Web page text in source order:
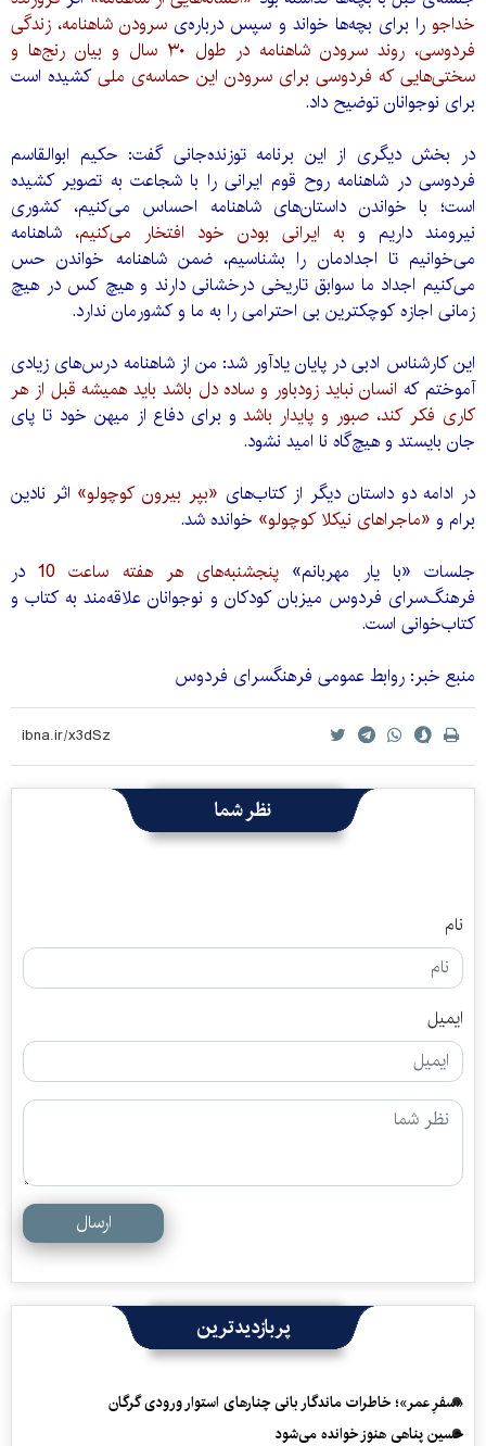
خداجو را برای بچه‌ها خواند و سپس درباره‌ی سرودن شاهنامه، زندگی
فردوسی، روند سرودن شاهنامه در طول ۳۰ سال و بیان رنج‌ها و
سختی‌هایی که فردوسی برای سرودن این حماسه‌ی ملیکشیده است
برای نوجوانان توضیح داد.
در بخش دیگری از این برنامه توزنده‌جانی گفت: حکیم ابوالقاسم
فردوسی در شاهنامه روح قوم ایرانی را با شجاعت به تصویر کشیده
است؛ با خواندن داستان‌های شاهنامه احساس می‌کنیم، کشوری
نیرومند داریم و به ایرانی بودن خود افتخار می‌کنیم، شاهنامه
می‌خوانیم تا اجدادمان را بشناسیم، ضمن شاهنامه خواندن حس
می‌کنیم اجداد ما سوابق تاریخی درخشانی دارند و هیچ کس در هیچ
زمانی اجازه کوچکترین بی احترامی را به ما و کشورمان ندارد.
این کارشناس ادبی در پایان یادآور شد: من از شاهنامه درس‌های زیادی
آموختم کهانسان نباید زودباور و ساده دل باشد باید همیشه قبل از هر
کاری فکر کند، صبور و پایدار باشد و برای دفاع از میهن خود تا پای
جان بایستد و هیچ‌گاه نا امید نشود.
در ادامه دو داستان دیگر از کتاب‌های «بپر بیرون کوچولو» اثر نادین
برام و «ماجراهای نیکلا کوچولو» خوانده شد.
جلسات «با یار مهربانم» پنجشنبه‌های هر هفته ساعت 10
در
فرهنگ‌سرای فردوس میزبان کودکان و نوجوانان علاقه‌مند به کتاب و
کتاب‌خوانی است.
منبع خبر: روابط عمومی فرهنگسرای فردوس
نظر شما
نام
ایمیل
ارسال
پربازدیدترین
«سفرِ عمر»؛ خاطرات ماندگار بانی چنارهای استوار ورودی گرگان
حسین پناهی هنوز خوانده می‌شود